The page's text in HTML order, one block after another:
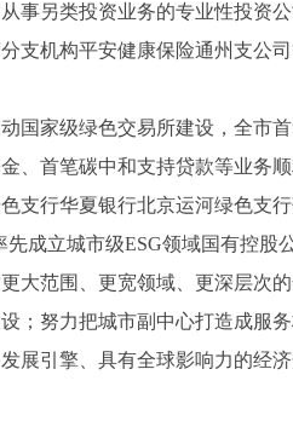
事另类投资业务的专业性投资
支机构平安健康保险通州支公
国家级绿色交易所建设，全市
、首笔碳中和支持贷款等业务
支行华夏银行北京运河绿色支
成立城市级ESG领域国有控股公
大范围、更宽领域、更深层次
；努力把城市副中心打造成服
展引擎、具有全球影响力的经济